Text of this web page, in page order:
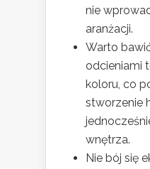
nie
aranżacji.
Warto
odcieniami
koloru, co
stworzenie
wnętrza.
Nie bój się